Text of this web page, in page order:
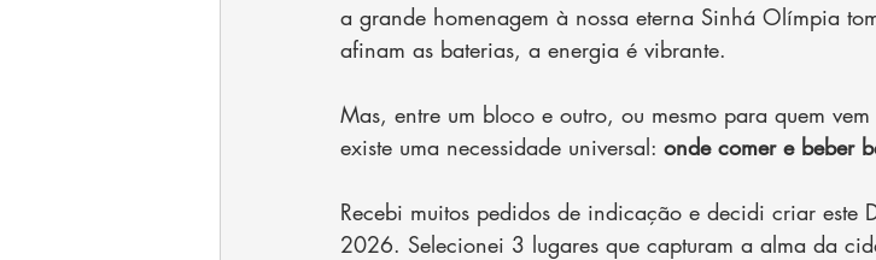
a grande homenagem à nossa eterna Sinhá Olímpia
afinam as baterias, a energia é vibrante.
Mas, entre um bloco e outro, ou mesmo para quem
existe uma necessidade universal: onde comer e beber
Recebi muitos pedidos de indicação e decidi criar este
2026. Selecionei 3 lugares que capturam a alma da